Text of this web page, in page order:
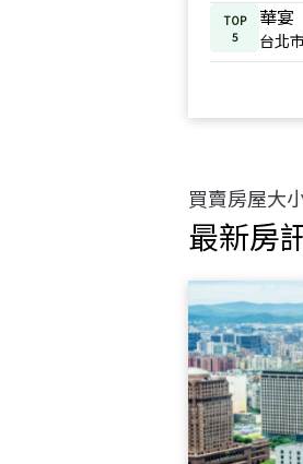
TOP
5
華宴
台北
買賣房屋大
最新房